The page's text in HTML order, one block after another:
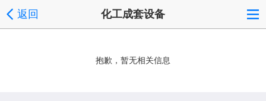
返回 化工成套设备
抱歉，暂无相关信息